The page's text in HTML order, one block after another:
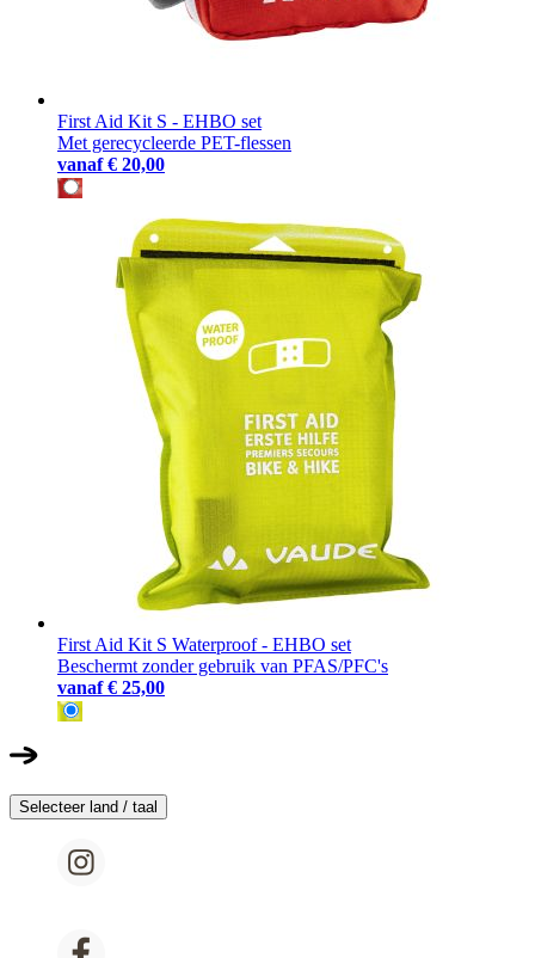
First Aid Kit S - EHBO set
Met gerecycleerde PET-flessen
vanaf € 20,00
First Aid Kit S Waterproof - EHBO set
Beschermt zonder gebruik van PFAS/PFC's
vanaf € 25,00
Selecteer land / taal